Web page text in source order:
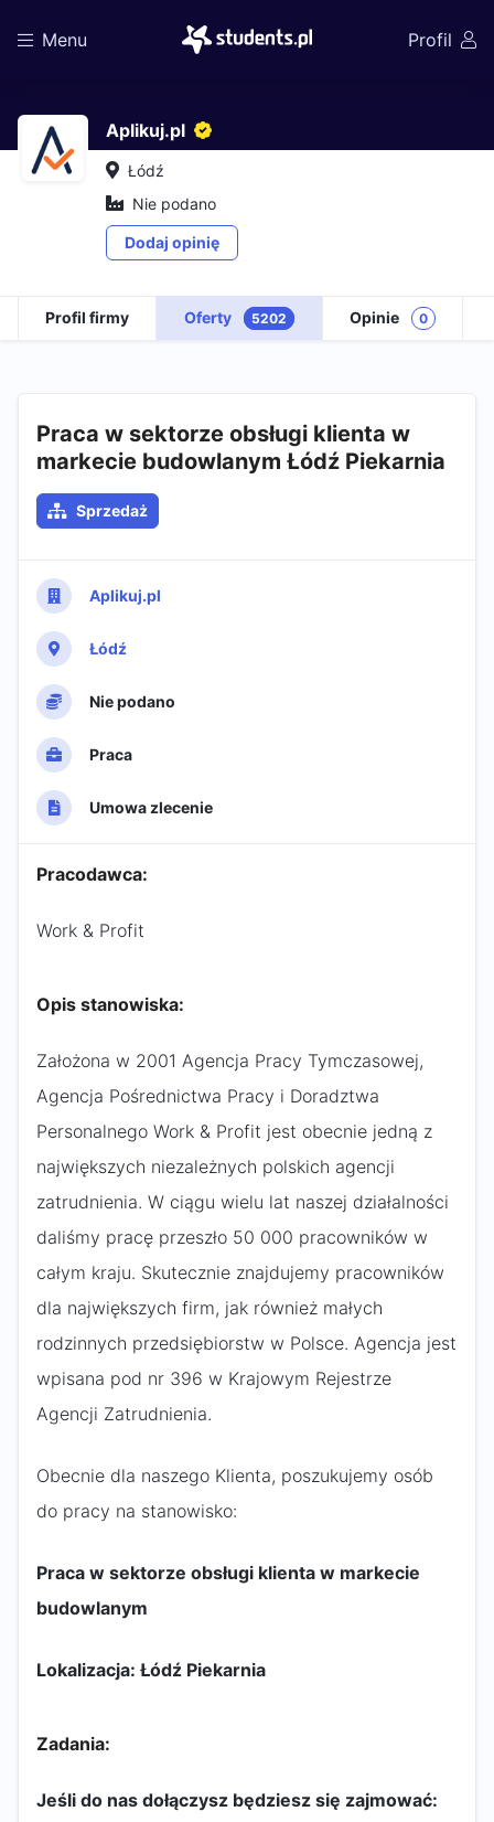
Menu Profil
Aplikuj.pl
Łódź
Nie podano
Dodaj opinię
Profil firmy Oferty 5202 Opinie 0
Praca w sektorze obsługi klienta w
markecie budowlanym Łódź Piekarnia
Sprzedaż
Aplikuj.pl
Łódź
Nie podano
Praca
Umowa zlecenie
Pracodawca:
Work & Profit
Opis stanowiska:
Założona w 2001 Agencja Pracy Tymczasowej,
Agencja Pośrednictwa Pracy i Doradztwa
Personalnego Work & Profit jest obecnie jedną z
największych niezależnych polskich agencji
zatrudnienia. W ciągu wielu lat naszej działalności
daliśmy pracę przeszło 50 000 pracowników w
całym kraju. Skutecznie znajdujemy pracowników
dla największych firm, jak również małych
rodzinnych przedsiębiorstw w Polsce. Agencja jest
wpisana pod nr 396 w Krajowym Rejestrze
Agencji Zatrudnienia.
Obecnie dla naszego Klienta, poszukujemy osób
do pracy na stanowisko:
Praca w sektorze obsługi klienta w markecie
budowlanym
Lokalizacja: Łódź Piekarnia
Zadania:
Jeśli do nas dołączysz będziesz się zajmować: